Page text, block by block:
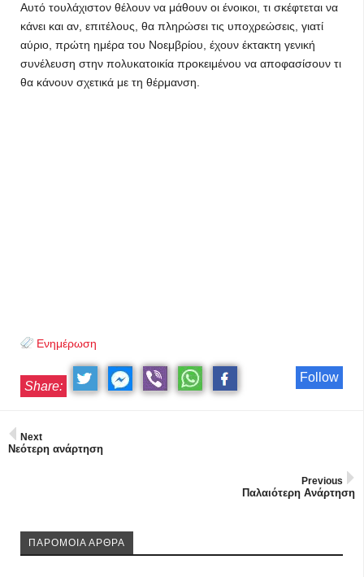
Αυτό τουλάχιστον θέλουν να μάθουν οι ένοικοι, τι σκέφτεται να
κάνει και αν, επιτέλους, θα πληρώσει τις υποχρεώσεις, γιατί
αύριο, πρώτη ημέρα του Νοεμβρίου, έχουν έκτακτη γενική
συνέλευση στην πολυκατοικία προκειμένου να αποφασίσουν τι
θα κάνουν σχετικά με τη θέρμανση.
Ενημέρωση
Follow
Share:
Next
Νεότερη ανάρτηση
Previous
Παλαιότερη Ανάρτηση
ΠΑΡΟΜΟΙΑ ΑΡΘΡΑ